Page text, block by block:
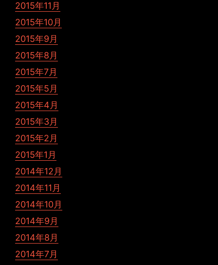
2015年11月
2015年10月
2015年9月
2015年8月
2015年7月
2015年5月
2015年4月
2015年3月
2015年2月
2015年1月
2014年12月
2014年11月
2014年10月
2014年9月
2014年8月
2014年7月